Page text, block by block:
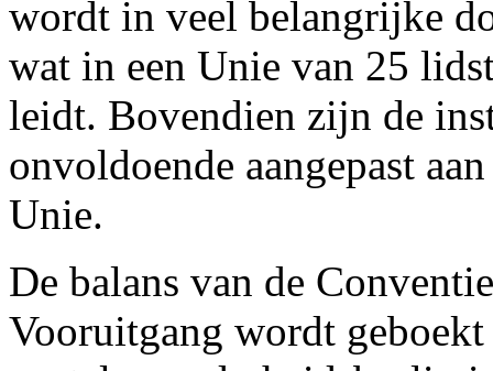
wordt in veel belangrijke
wat in een Unie van 25
leidt. Bovendien zijn de
onvoldoende aangepast
Unie.
De balans van de
Vooruitgang wordt